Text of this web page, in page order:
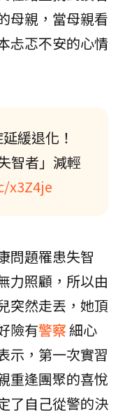
母親，當母親看
忐忑不安的心情
緩退化！
智者」減輕
x3Z4je
問題罹患失智
力照顧，所以由
突然走丟，她頂
險有警察細心
示，第一次實習
重逢團聚的喜悅
了自己從警的決